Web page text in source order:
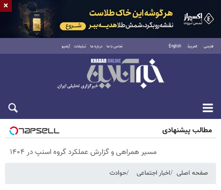
فارسی العربية English تماس با ما درباره ما تبلیغات آرشیو
پنجشنبه ۱۵ مرداد ۱۴۰۵
مطالب پیشنهادی
مسیر همراهی و گزارش عملکرد گروه اسنپ در ۱۴۰۴
صفحه اصلی اخبار اجتماعی حوادث
×